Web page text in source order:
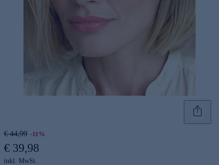
€ 44,99 -11%
€ 39,98
inkl. MwSt.